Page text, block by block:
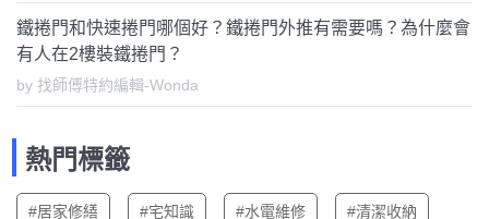
鐵捲門和快速捲門哪個好？鐵捲門外推有需要嗎？為什麼會
有人在2樓裝鐵捲門？
by 找師傅特約編輯-Wonda
熱門標籤
#居家修繕 #宅知識 #水電維修 #清潔收納